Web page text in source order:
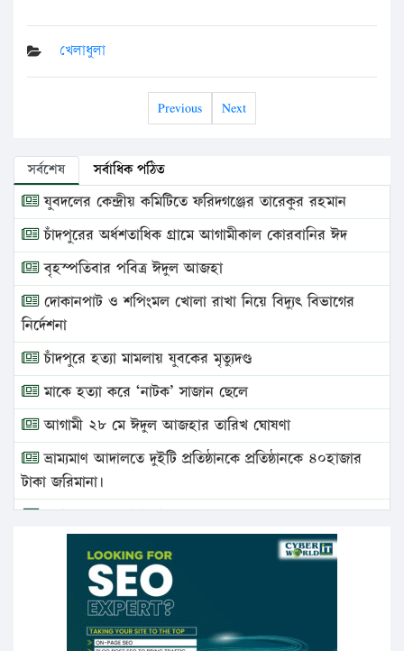
খেলাধুলা
Previous Next
সর্বশেষ সর্বাধিক পঠিত
যুবদলের কেন্দ্রীয় কমিটিতে ফরিদগঞ্জের তারেকুর রহমান
চাঁদপুরের অর্ধশতাধিক গ্রামে আগামীকাল কোরবানির ঈদ
বৃহস্পতিবার পবিত্র ঈদুল আজহা
দোকানপাট ও শপিংমল খোলা রাখা নিয়ে বিদ্যুৎ বিভাগের
নির্দেশনা
চাঁদপুরে হত্যা মামলায় যুবকের মৃত্যুদণ্ড
মাকে হত্যা করে ‘নাটক’ সাজান ছেলে
আগামী ২৮ মে ঈদুল আজহার তারিখ ঘোষণা
ভ্রাম্যমাণ আদালতে দুইটি প্রতিষ্ঠানকে প্রতিষ্ঠানকে ৪০হাজার
টাকা জরিমানা।
এবার লঞ্চের ভাড়া বাড়ল
১৭ থেকে ২১ শতাংশ বিদ্যুতের দাম বাড়ানোর প্রস্তাব পিডিবির
১৬ মে চাঁদপুর ও ২৫ মে ফেনী সফরে যাবেন প্রধানমন্ত্রী
উচ্চশিক্ষায় গৌরবময় অর্জন: পূর্ণ স্কলারশিপে যুক্তরাষ্ট্রে
পিএইচডি করছেন কুয়েটের কৃতি…